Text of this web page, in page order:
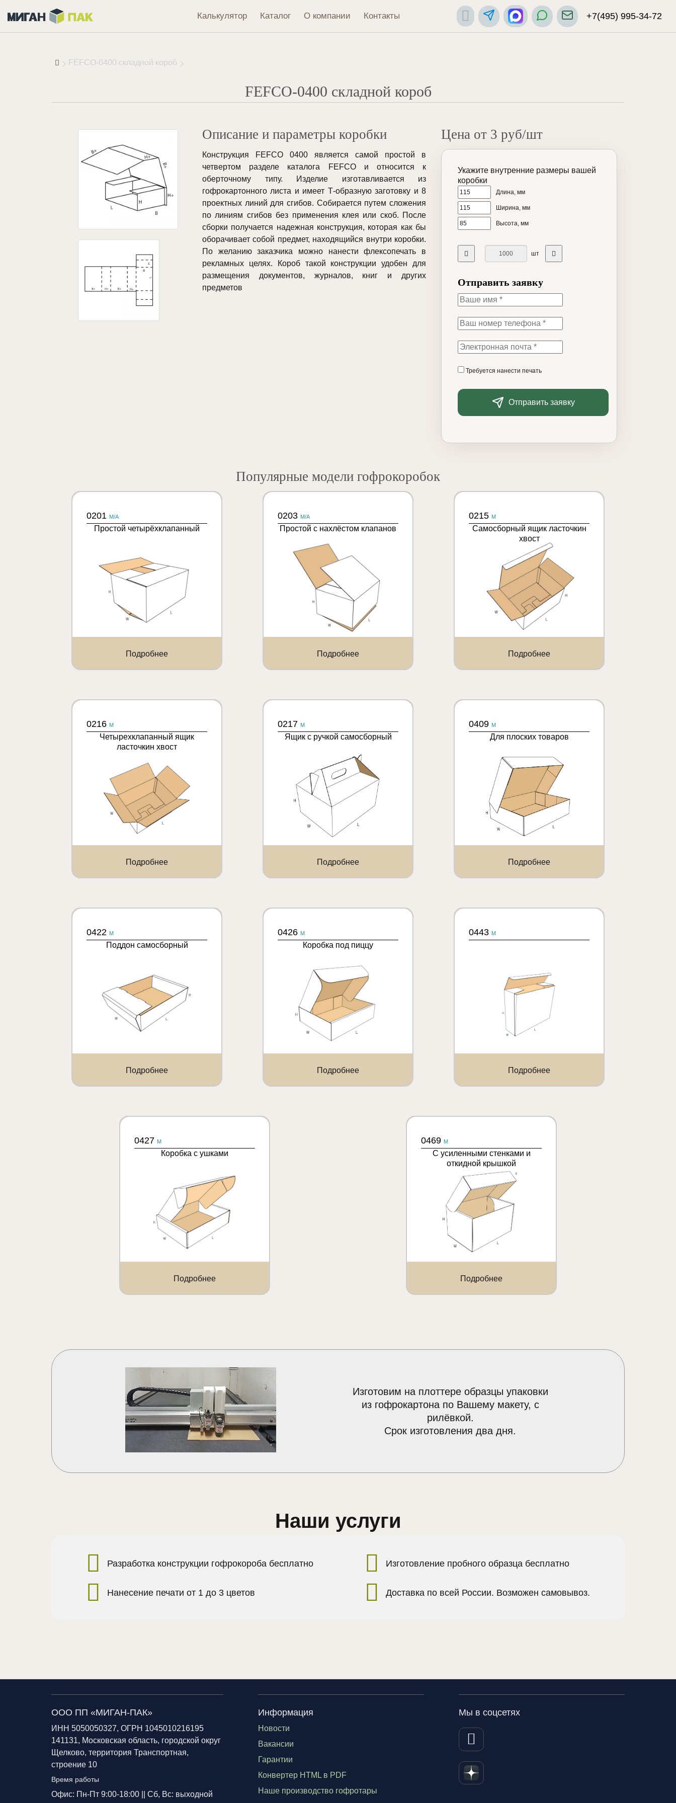
Калькулятор Каталог О компании Контакты +7(495) 995-34-72
FEFCO-0400 складной короб
FEFCO-0400 складной короб
Описание и параметры коробки
Конструкция FEFCO 0400 является самой простой в
четвертом разделе каталога FEFCO и относится к
оберточному типу. Изделие изготавливается из
гофрокартонного листа и имеет Т-образную заготовку и 8
проектных линий для сгибов. Собирается путем сложения
по линиям сгибов без применения клея или скоб. После
сборки получается надежная конструкция, которая как бы
оборачивает собой предмет, находящийся внутри коробки.
По желанию заказчика можно нанести флексопечать в
рекламных целях. Короб такой конструкции удобен для
размещения документов, журналов, книг и других
предметов
Цена от 3 руб/шт
Укажите внутренние размеры вашей
коробки
Длина, мм
Ширина, мм
Высота, мм
шт
Отправить заявку
Требуется нанести печать
Отправить заявку
Популярные модели гофрокоробок
0201 M/A
Простой четырёхклапанный
Подробнее
0203 M/A
Простой с нахлёстом клапанов
Подробнее
0215 M
Самосборный ящик ласточкин
хвост
Подробнее
0216 M
Четырехклапанный ящик
ласточкин хвост
Подробнее
0217 M
Ящик с ручкой самосборный
Подробнее
0409 M
Для плоских товаров
Подробнее
0422 M
Поддон самосборный
Подробнее
0426 M
Коробка под пиццу
Подробнее
0443 M
Подробнее
0427 M
Коробка с ушками
Подробнее
0469 M
С усиленными стенками и
откидной крышкой
Подробнее
Изготовим на плоттере образцы упаковки
из гофрокартона по Вашему макету, с
рилёвкой.
Срок изготовления два дня.
Наши услуги
Разработка конструкции гофрокороба бесплатно
Нанесение печати от 1 до 3 цветов
Изготовление пробного образца бесплатно
Доставка по всей России. Возможен самовывоз.
ООО ПП «МИГАН-ПАК»
ИНН 5050050327, ОГРН 1045010216195
141131, Московская область, городской округ
Щелково, территория Транспортная,
строение 10
Время работы
Офис: Пн-Пт 9:00-18:00 || Сб, Вс: выходной
Информация
Новости
Вакансии
Гарантии
Конвертер HTML в PDF
Наше производство гофротары
Мы в соцсетях